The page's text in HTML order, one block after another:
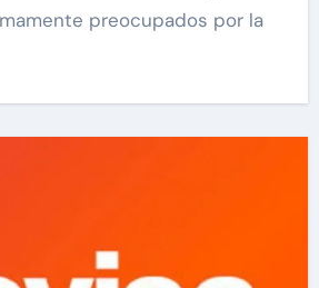
preocupados por la